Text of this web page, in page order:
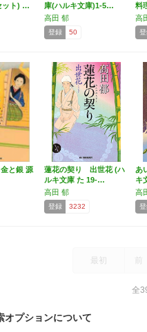
ット) …
庫(ハルキ文庫)1-5…
高田 郁
登録 50
料
高
と銀 源
蓮花の契り 出世花 (ハ
ルキ文庫 た 19-…
高田 郁
登録 3232
あ
キ
高
最初 前
全
オプションについて